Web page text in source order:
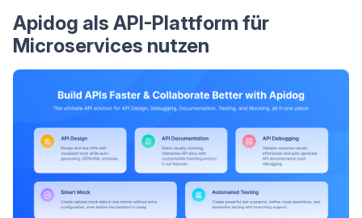
Apidog als API-Plattform für
Microservices nutzen